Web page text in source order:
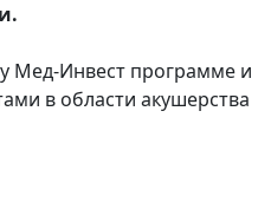
Мед-Инвест программе и
в области акушерства